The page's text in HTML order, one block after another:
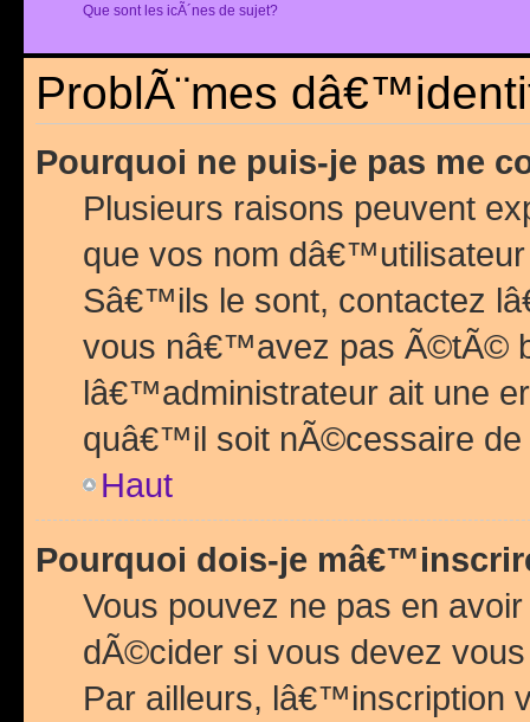
Que sont les icÃ´nes de sujet?
ProblÃ¨mes
Pourquoi ne puis-je pas me
Plusieurs raisons peuvent
que vos nom
Sâ€™ils le sont, contactez
vous nâ€™avez pas Ã©tÃ©
lâ€™administrateur ait une
quâ€™il soit nÃ©cessaire de
Haut
Pourquoi dois-je
Vous pouvez ne pas en
dÃ©cider si vous devez
Par ailleurs, lâ€™inscription